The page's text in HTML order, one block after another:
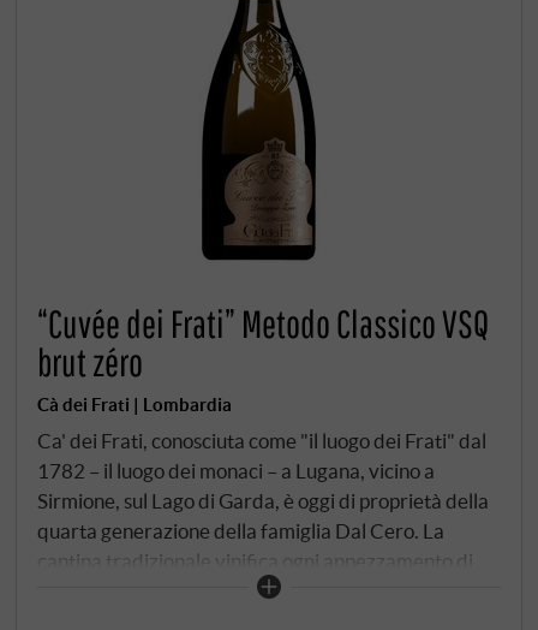
“Cuvée dei Frati” Metodo Classico VSQ
brut zéro
Cà dei Frati | Lombardia
Ca' dei Frati, conosciuta come "il luogo dei Frati" dal
1782 – il luogo dei monaci – a Lugana, vicino a
Sirmione, sul Lago di Garda, è oggi di proprietà della
quarta generazione della famiglia Dal Cero. La
cantina tradizionale vinifica ogni appezzamento di
vigneto separatamente per esprimere con precisione